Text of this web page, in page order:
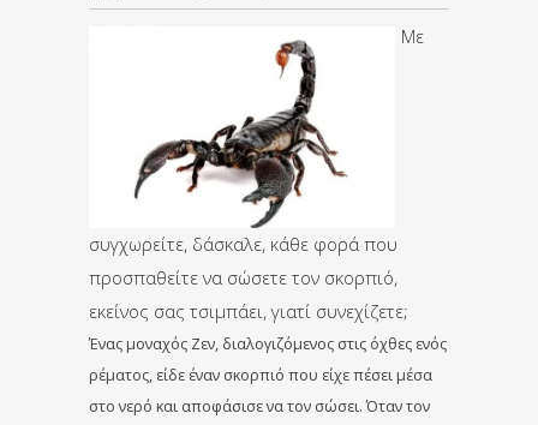
Με
συγχωρείτε, δάσκαλε, κάθε φορά που
προσπαθείτε να σώσετε τον σκορπιό,
εκείνος σας τσιμπάει, γιατί συνεχίζετε;
Ένας μοναχός Ζεν, διαλογιζόμενος στις όχθες ενός
ρέματος, είδε έναν σκορπιό που είχε πέσει μέσα
στο νερό και αποφάσισε να τον σώσει. Όταν τον